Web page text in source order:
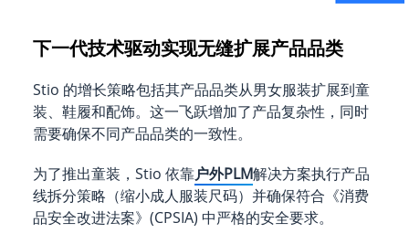
下一代技术驱动实现无缝扩展产品品类
Stio 的增长策略包括其产品品类从男女服装扩展到童
装、鞋履和配饰。这一飞跃增加了产品复杂性，同时
需要确保不同产品品类的一致性。
为了推出童装，Stio 依靠户外PLM解决方案执行产品
线拆分策略（缩小成人服装尺码）并确保符合《消费
品安全改进法案》(CPSIA) 中严格的安全要求。